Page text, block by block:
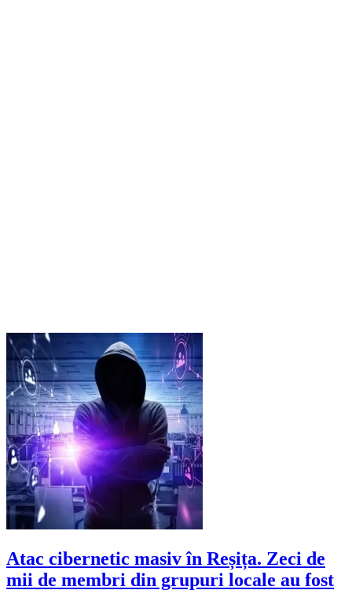
Atac cibernetic masiv în Reșița. Zeci de
mii de membri din grupuri locale au fost